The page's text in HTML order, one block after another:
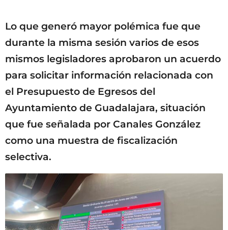
Lo que generó mayor polémica fue que
durante la misma sesión varios de esos
mismos legisladores aprobaron un acuerdo
para solicitar información relacionada con
el Presupuesto de Egresos del
Ayuntamiento de Guadalajara, situación
que fue señalada por Canales González
como una muestra de fiscalización
selectiva.